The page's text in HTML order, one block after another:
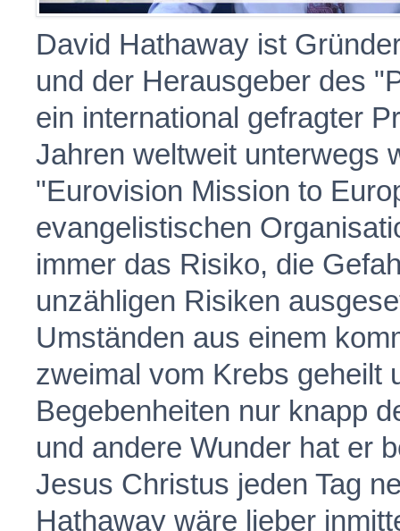
David Hathaway ist
und der Herausgeber des
ein international gefragter
Jahren weltweit unterwegs
"Eurovision Mission to
evangelistischen
immer das Risiko, die
unzähligen Risiken
Umständen aus einem
zweimal vom Krebs geheilt
Begebenheiten nur knapp
und andere Wunder hat er
Jesus Christus jeden Tag
Hathaway wäre lieber